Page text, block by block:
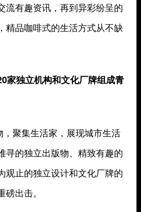
流有趣资讯，再到异彩纷呈的
精品咖啡式的生活方式从不缺
家独立机构和文化厂牌组成青
聚集生活家，展现城市生活
寻的独立出版物、精致有趣的
观止的独立设计和文化厂牌的
出击。